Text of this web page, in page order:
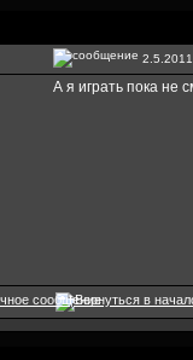
А я играть пока не